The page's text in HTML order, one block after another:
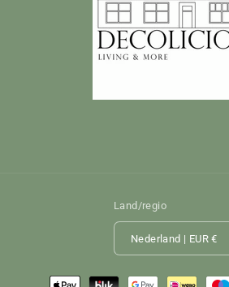
Land/regio
Nederland | EUR €
Betaalmethoden